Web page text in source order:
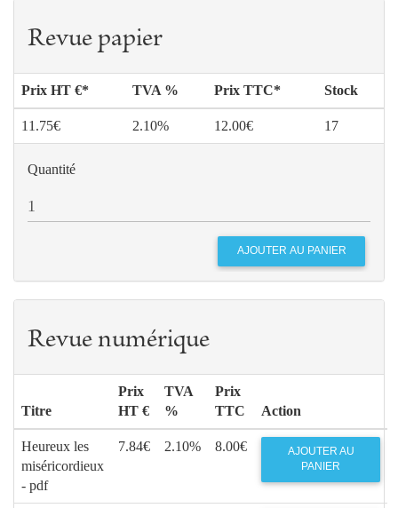
Revue papier
Prix HT €* TVA % Prix TTC* Stock
11.75€ 2.10% 12.00€ 17
Quantité
Revue numérique
Titre
Prix
HT €
TVA
%
Prix
TTC
Action
Heureux les
miséricordieux
- pdf
7.84€ 2.10% 8.00€
AJOUTER AU
PANIER